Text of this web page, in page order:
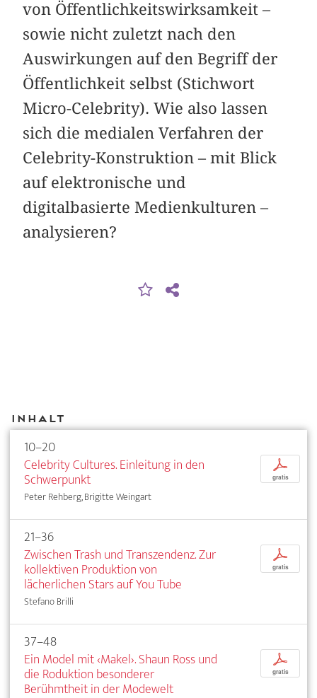
von ­Öffentlichkeitswirksamkeit –
sowie nicht zuletzt nach den
Auswirkungen auf den Begriff der
Öffentlichkeit selbst (Stichwort
Micro-Celebrity). Wie also lassen
sich die medialen Verfahren der
Celebrity-Konstruktion – mit Blick
auf elektronische und
digitalbasierte Medienkulturen –
analysieren?
Inhalt
10–20
Celebrity Cultures. Einleitung in den
Schwerpunkt
Peter Rehberg, Brigitte Weingart
p
gratis
21–36
Zwischen Trash und Transzendenz. Zur
kollektiven Produktion von
lächerlichen Stars auf You Tube
Stefano Brilli
p
gratis
37–48
Ein Model mit ‹Makel›. Shaun Ross und
die Roduktion besonderer
Berühmtheit in der Modewelt
p
gratis